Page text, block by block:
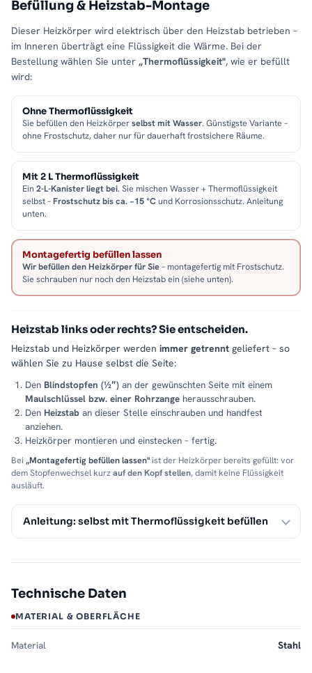
Befüllung & Heizstab-Montage
Dieser Heizkörper wird elektrisch über den Heizstab betrieben –
im Inneren überträgt eine Flüssigkeit die Wärme. Bei der
Bestellung wählen Sie unter „Thermoflüssigkeit", wie er befüllt
wird:
Ohne Thermoflüssigkeit
Sie befüllen den Heizkörperselbst mit Wasser. Günstigste Variante –
ohne Frostschutz, daher nur für dauerhaft frostsichere Räume.
Mit 2 L Thermoflüssigkeit
Ein 2-L-Kanister liegt bei. Sie mischen Wasser + Thermoflüssigkeit
selbst –Frostschutz bis ca. −15 °Cund Korrosionsschutz. Anleitung
unten.
Montagefertig befüllen lassen
Wir befüllen den Heizkörper für Sie– montagefertig mit Frostschutz.
Sie schrauben nur noch den Heizstab ein (siehe unten).
Heizstab links oder rechts? Sie entscheiden.
Heizstab und Heizkörper werden immer getrennt geliefert – so
wählen Sie zu Hause selbst die Seite:
Den Blindstopfen (½″) an der gewünschten Seite mit einem
Maulschlüssel bzw. einer Rohrzange herausschrauben.
Den Heizstab an dieser Stelle einschrauben und handfest
anziehen.
Heizkörper montieren und einstecken – fertig.
Bei „Montagefertig befüllen lassen"ist der Heizkörper bereits gefüllt: vor
dem Stopfenwechsel kurzauf den Kopf stellen, damit keine Flüssigkeit
ausläuft.
Anleitung: selbst mit Thermoflüssigkeit befüllen
Technische Daten
MATERIAL & OBERFLÄCHE
Material Stahl